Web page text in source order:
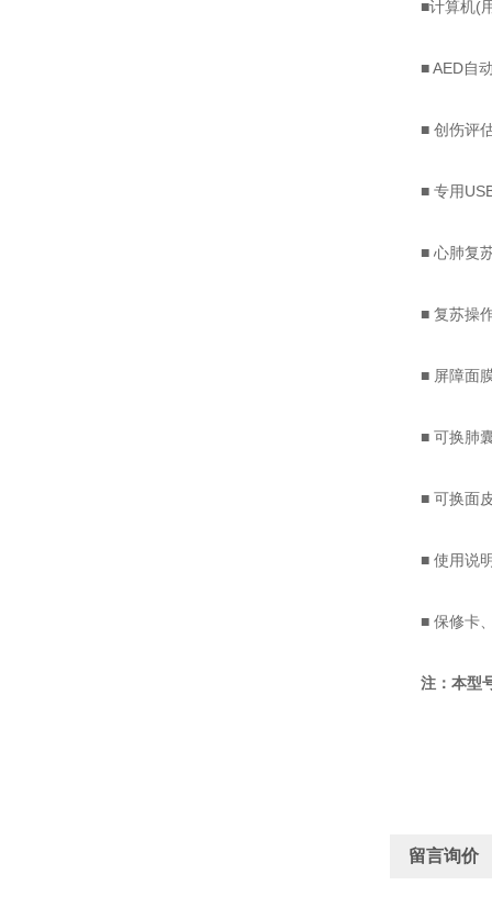
■计算机(用
■ AED自动
■ 创伤评估
■ 专用USB
■ 心肺复苏
■ 复苏操作
■ 屏障面膜
■ 可换肺囊
■ 可换面皮
■ 使用说明
■ 保修卡、
注：本型
留言询价